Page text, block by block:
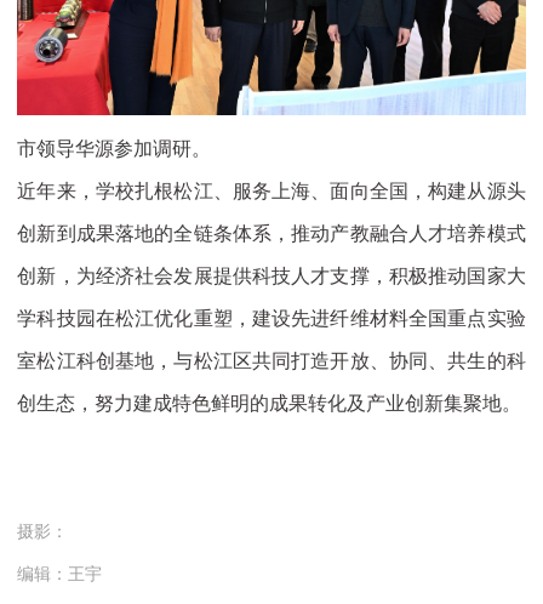
市领导华源参加调研。
近年来，学校扎根松江、服务上海、面向全国，构建从源头
创新到成果落地的全链条体系，推动产教融合人才培养模式
创新，为经济社会发展提供科技人才支撑，积极推动国家大
学科技园在松江优化重塑，建设先进纤维材料全国重点实验
室松江科创基地，与松江区共同打造开放、协同、共生的科
创生态，努力建成特色鲜明的成果转化及产业创新集聚地。
摄影：
编辑：王宇